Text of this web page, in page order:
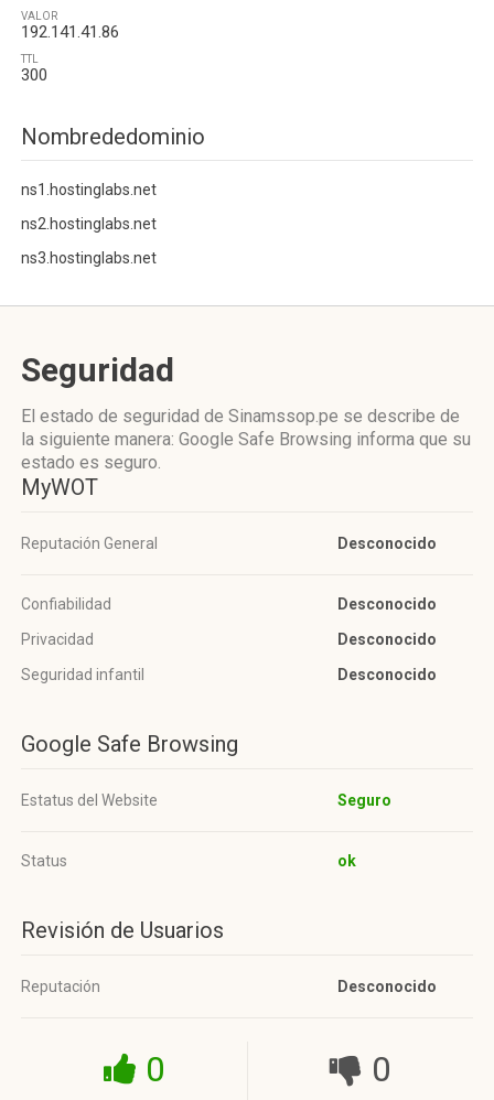
VALOR
192.141.41.86
TTL
300
Nombrededominio
ns1.hostinglabs.net
ns2.hostinglabs.net
ns3.hostinglabs.net
Seguridad
El estado de seguridad de Sinamssop.pe se describe de
la siguiente manera: Google Safe Browsing informa que su
estado es seguro.
MyWOT
Reputación General Desconocido
Confiabilidad
Desconocido
Privacidad
Desconocido
Seguridad infantil
Desconocido
Google Safe Browsing
Estatus del Website Seguro
Status ok
Revisión de Usuarios
Reputación Desconocido
0 0